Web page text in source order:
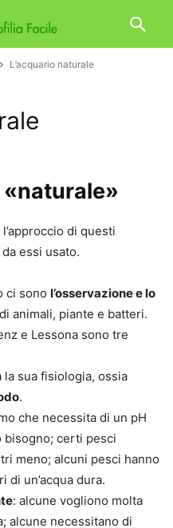
L’acquario naturale
di questi
essi usato.
ci sono l’osservazione e lo
di animali, piante e batteri.
e Lessona sono tre
la sua fisiologia, ossia
.
che necessita di un pH
bisogno; certi pesci
meno; alcuni pesci hanno
di un’acqua dura.
: alcune vogliono molta
alcune necessitano di